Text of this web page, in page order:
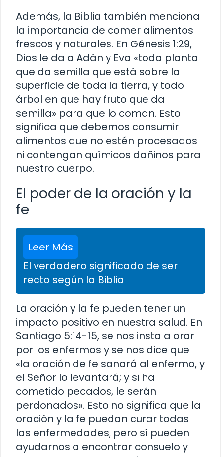
Además, la Biblia también menciona
la importancia de comer alimentos
frescos y naturales. En Génesis 1:29,
Dios le da a Adán y Eva «toda planta
que da semilla que está sobre la
superficie de toda la tierra, y todo
árbol en que hay fruto que da
semilla» para que lo coman. Esto
significa que debemos consumir
alimentos que no estén procesados
ni contengan químicos dañinos para
nuestro cuerpo.
El poder de la oración y la
fe
Leer Más
El verdadero significado de ser
recto según la Biblia
La oración y la fe pueden tener un
impacto positivo en nuestra salud. En
Santiago 5:14-15, se nos insta a orar
por los enfermos y se nos dice que
«la oración de fe sanará al enfermo, y
el Señor lo levantará; y si ha
cometido pecados, le serán
perdonados». Esto no significa que la
oración y la fe puedan curar todas
las enfermedades, pero sí pueden
ayudarnos a encontrar consuelo y